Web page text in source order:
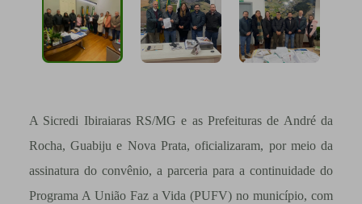
A Sicredi Ibiraiaras RS/MG e as Prefeituras de André da
Rocha, Guabiju e Nova Prata, oficializaram, por meio da
assinatura do convênio, a parceria para a continuidade do
Programa A União Faz a Vida (PUFV) no município, com